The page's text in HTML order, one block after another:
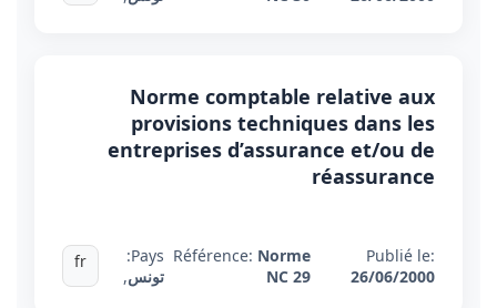
Norme comptable relative aux
provisions techniques dans les
entreprises d’assurance et/ou de
réassurance
Publié le:
26/06/2000
Référence: Norme
NC 29
Pays:
تونس,
fr